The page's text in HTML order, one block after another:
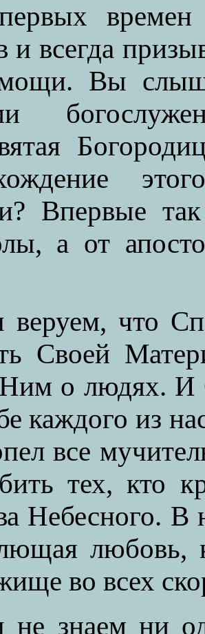
времен
и всегда
Вы
Впервые
а от
что
Своей
о людях. И
каждого из
все
тех, кто
Небесного. В
любовь,
во всех
знаем ни